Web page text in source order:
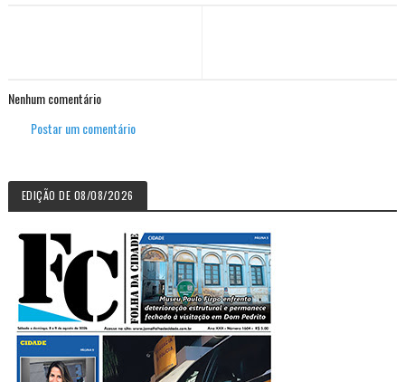
Nenhum comentário
Postar um comentário
EDIÇÃO DE 08/08/2026